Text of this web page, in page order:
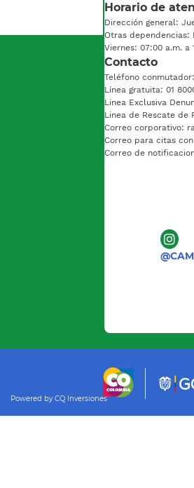
Horario de
Dirección general:
Otras dependencias:
Viernes: 07:00 a.m. a
Contacto
Teléfono
Línea gratuita: 01
Linea Exclusiva
Linea de Rescate de
Correo corporativo:
Correo para citas
Correo de
Powered by CQ Inversiones